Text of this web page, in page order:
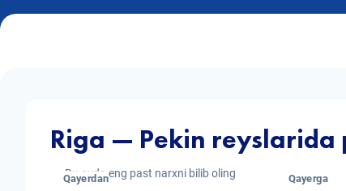
Riga — Pekin
Bu oyda eng past narxni bilib oling
Qayerdan Qayerga